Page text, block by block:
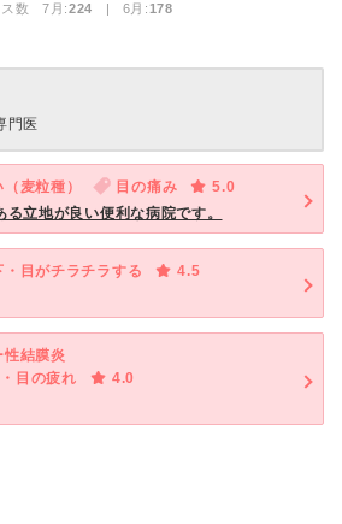
ス数 7月:224 | 6月:178
門医
麦粒種） 目の痛み
5.0
立地が良い便利な病院です。
・目がチラチラする
4.5
性結膜炎
目の疲れ
4.0